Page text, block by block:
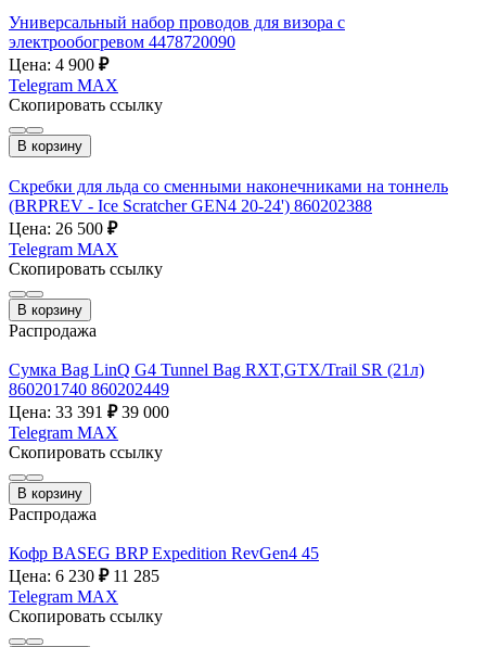
Универсальный набор проводов для визора с
электрообогревом 4478720090
Цена: 4 900 ₽
Telegram MAX
Скопировать ссылку
В корзину
Скребки для льда со сменными наконечниками на тоннель
(BRPREV - Ice Scratcher GEN4 20-24') 860202388
Цена: 26 500 ₽
Telegram MAX
Скопировать ссылку
В корзину
Распродажа
Сумка Bag LinQ G4 Tunnel Bag RXT,GTX/Trail SR (21л)
860201740 860202449
Цена: 33 391 ₽ 39 000
Telegram MAX
Скопировать ссылку
В корзину
Распродажа
Кофр BASEG BRP Expedition RevGen4 45
Цена: 6 230 ₽ 11 285
Telegram MAX
Скопировать ссылку